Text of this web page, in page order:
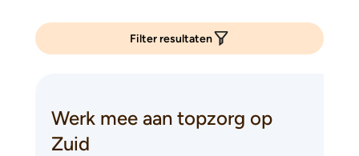
Filter resultaten
Werk mee aan topzorg op
Zuid